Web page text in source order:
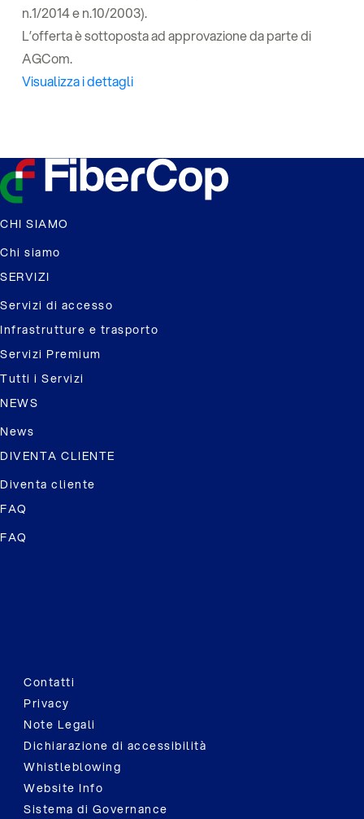
n.1/2014 e n.10/2003).
L’offerta è sottoposta ad approvazione da parte di
AGCom.
Visualizza i dettagli
CHI SIAMO
Chi siamo
SERVIZI
Servizi di accesso
Infrastrutture e trasporto
Servizi Premium
Tutti i Servizi
NEWS
News
DIVENTA CLIENTE
Diventa cliente
FAQ
FAQ
Contatti
Privacy
Note Legali
Dichiarazione di accessibilità
Whistleblowing
Website Info
Sistema di Governance